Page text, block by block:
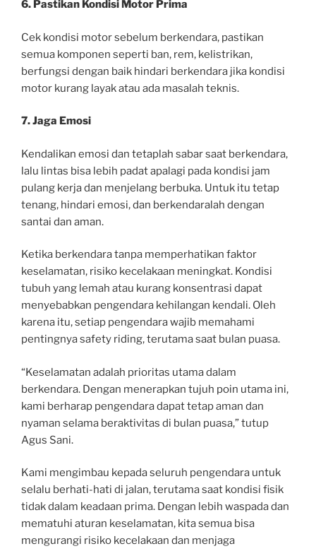
6. Pastikan Kondisi Motor Prima
Cek kondisi motor sebelum berkendara, pastikan
semua komponen seperti ban, rem, kelistrikan,
berfungsi dengan baik hindari berkendara jika kondisi
motor kurang layak atau ada masalah teknis.
7. Jaga Emosi
Kendalikan emosi dan tetaplah sabar saat berkendara,
lalu lintas bisa lebih padat apalagi pada kondisi jam
pulang kerja dan menjelang berbuka. Untuk itu tetap
tenang, hindari emosi, dan berkendaralah dengan
santai dan aman.
Ketika berkendara tanpa memperhatikan faktor
keselamatan, risiko kecelakaan meningkat. Kondisi
tubuh yang lemah atau kurang konsentrasi dapat
menyebabkan pengendara kehilangan kendali. Oleh
karena itu, setiap pengendara wajib memahami
pentingnya safety riding, terutama saat bulan puasa.
“Keselamatan adalah prioritas utama dalam
berkendara. Dengan menerapkan tujuh poin utama ini,
kami berharap pengendara dapat tetap aman dan
nyaman selama beraktivitas di bulan puasa,” tutup
Agus Sani.
Kami mengimbau kepada seluruh pengendara untuk
selalu berhati-hati di jalan, terutama saat kondisi fisik
tidak dalam keadaan prima. Dengan lebih waspada dan
mematuhi aturan keselamatan, kita semua bisa
mengurangi risiko kecelakaan dan menjaga